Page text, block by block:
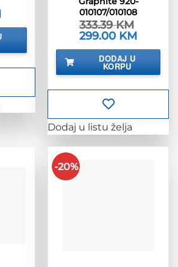
je:
44.90 KM.
010107/010108
333.39KM
Izvorna
cijena
bila
333.39 KM.
299.00 KM
je:
DODAJ U
KORPU
Dodaj u listu želja
-20%